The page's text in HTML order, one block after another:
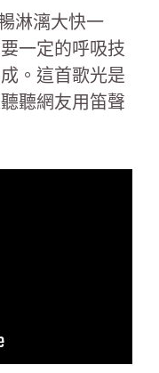
淋漓大快一
一定的呼吸技
。這首歌光是
聽網友用笛聲